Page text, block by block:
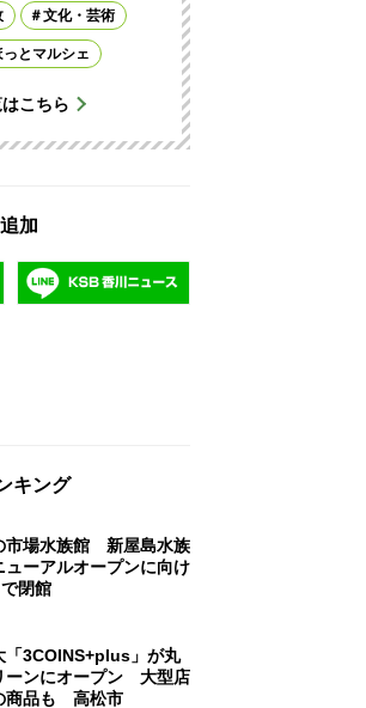
文化・芸術
っとマルシェ
こちら
加
キング
市場水族館 新屋島水族
ューアルオープンに向け
閉館
「3COINS+plus」が丸
ーンにオープン 大型店
商品も 高松市